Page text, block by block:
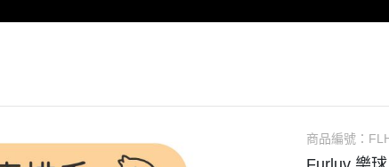
商品編號：